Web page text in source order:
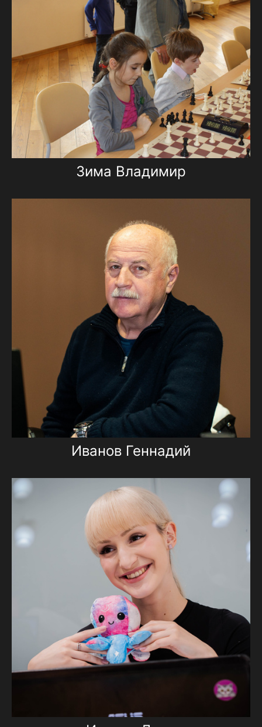
Зима Владимир
Иванов Геннадий